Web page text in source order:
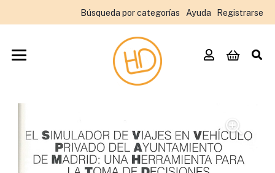
Búsqueda por categorías Ayuda Registrarse